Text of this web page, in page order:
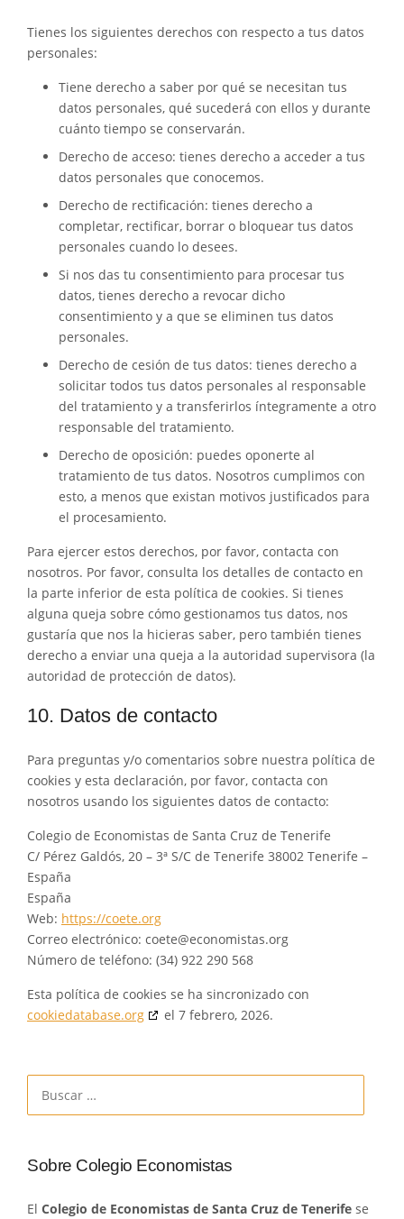
Tienes los siguientes derechos con respecto a tus datos
personales:
Tiene derecho a saber por qué se necesitan tus
datos personales, qué sucederá con ellos y durante
cuánto tiempo se conservarán.
Derecho de acceso: tienes derecho a acceder a tus
datos personales que conocemos.
Derecho de rectificación: tienes derecho a
completar, rectificar, borrar o bloquear tus datos
personales cuando lo desees.
Si nos das tu consentimiento para procesar tus
datos, tienes derecho a revocar dicho
consentimiento y a que se eliminen tus datos
personales.
Derecho de cesión de tus datos: tienes derecho a
solicitar todos tus datos personales al responsable
del tratamiento y a transferirlos íntegramente a otro
responsable del tratamiento.
Derecho de oposición: puedes oponerte al
tratamiento de tus datos. Nosotros cumplimos con
esto, a menos que existan motivos justificados para
el procesamiento.
Para ejercer estos derechos, por favor, contacta con
nosotros. Por favor, consulta los detalles de contacto en
la parte inferior de esta política de cookies. Si tienes
alguna queja sobre cómo gestionamos tus datos, nos
gustaría que nos la hicieras saber, pero también tienes
derecho a enviar una queja a la autoridad supervisora (la
autoridad de protección de datos).
10. Datos de contacto
Para preguntas y/o comentarios sobre nuestra política de
cookies y esta declaración, por favor, contacta con
nosotros usando los siguientes datos de contacto:
Colegio de Economistas de Santa Cruz de Tenerife
C/ Pérez Galdós, 20 – 3ª S/C de Tenerife 38002 Tenerife –
España
España
Web: https://coete.org
Correo electrónico: coete@economistas.org
Número de teléfono: (34) 922 290 568
Esta política de cookies se ha sincronizado con
cookiedatabase.org
el 7 febrero, 2026.
Sobre Colegio Economistas
El Colegio de Economistas de Santa Cruz de Tenerife se